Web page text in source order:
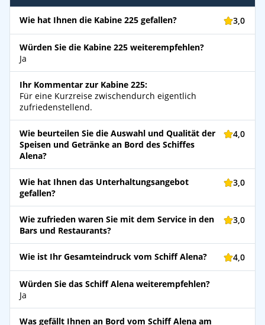
Wie hat Ihnen die Kabine 225 gefallen? 3,0
Würden Sie die Kabine 225 weiterempfehlen?
Ja
Ihr Kommentar zur Kabine 225:
Für eine Kurzreise zwischendurch eigentlich
zufriedenstellend.
Wie beurteilen Sie die Auswahl und Qualität der
Speisen und Getränke an Bord des Schiffes
Alena?
4,0
Wie hat Ihnen das Unterhaltungsangebot
gefallen?
3,0
Wie zufrieden waren Sie mit dem Service in den
Bars und Restaurants?
3,0
Wie ist Ihr Gesamteindruck vom Schiff Alena? 4,0
Würden Sie das Schiff Alena weiterempfehlen?
Ja
Was gefällt Ihnen an Bord vom Schiff Alena am